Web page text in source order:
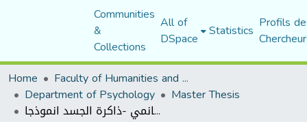
Communities
&
Collections
All of
DSpace Statistics Profils
Home
Faculty of Humanities and Social Sciences
Department of Psychology Master Thesis
صورة المراة عند احلام مستغانمي -ذاكرة الجسد انموذجا